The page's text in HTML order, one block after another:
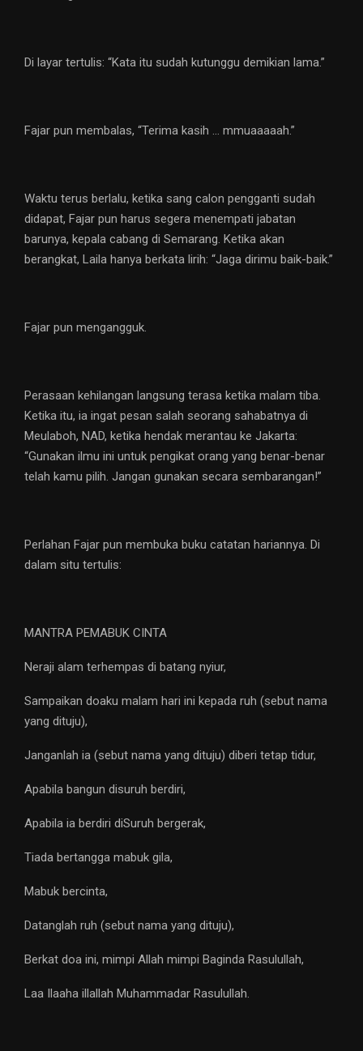
Di layar tertulis: “Kata itu sudah kutunggu demikian lama.”
Fajar pun membalas, “Terima kasih … mmuaaaaah.”
Waktu terus berlalu, ketika sang calon pengganti sudah
didapat, Fajar pun harus segera menempati jabatan
barunya, kepala cabang di Semarang. Ketika akan
berangkat, Laila hanya berkata lirih: “Jaga dirimu baik-baik.”
Fajar pun mengangguk.
Perasaan kehilangan langsung terasa ketika malam tiba.
Ketika itu, ia ingat pesan salah seorang sahabatnya di
Meulaboh, NAD, ketika hendak merantau ke Jakarta:
“Gunakan ilmu ini untuk pengikat orang yang benar-benar
telah kamu pilih. Jangan gunakan secara sembarangan!”
Perlahan Fajar pun membuka buku catatan hariannya. Di
dalam situ tertulis:
MANTRA PEMABUK CINTA
Neraji alam terhempas di batang nyiur,
Sampaikan doaku malam hari ini kepada ruh (sebut nama
yang dituju),
Janganlah ia (sebut nama yang dituju) diberi tetap tidur,
Apabila bangun disuruh berdiri,
Apabila ia berdiri diSuruh bergerak,
Tiada bertangga mabuk gila,
Mabuk bercinta,
Datanglah ruh (sebut nama yang dituju),
Berkat doa ini, mimpi Allah mimpi Baginda Rasulullah,
Laa Ilaaha illallah Muhammadar Rasulullah.